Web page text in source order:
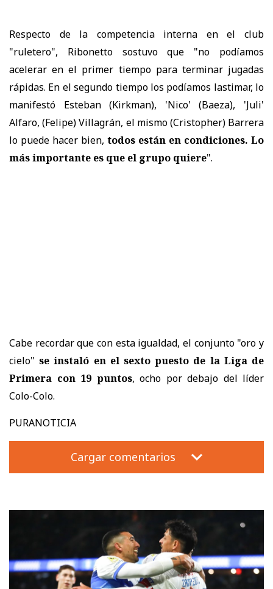
Respecto de la competencia interna en el club
"ruletero", Ribonetto sostuvo que "no podíamos
acelerar en el primer tiempo para terminar jugadas
rápidas. En el segundo tiempo los podíamos lastimar, lo
manifestó Esteban (Kirkman), 'Nico' (Baeza), 'Juli'
Alfaro, (Felipe) Villagrán, el mismo (Cristopher) Barrera
lo puede hacer bien, todos están en condiciones. Lo
más importante es que el grupo quiere".
Cabe recordar que con esta igualdad, el conjunto "oro y
cielo"se instaló en el sexto puesto de la Liga de
Primera con 19 puntos, ocho por debajo del líder
Colo-Colo.
PURANOTICIA
Cargar comentarios